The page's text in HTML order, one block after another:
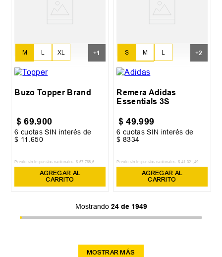
M L XL
XXL
+1
Buzo Topper Brand
$ 69.900
6 cuotas SIN interés de
$ 11 .650
Precio sin impuestos nacionales: $ 57 768 6
AGREGAR AL
CARRITO
S M L
XL XXL
+2
Remera Adidas
Essentials 3S
$ 49.999
6 cuotas SIN interés de
$ 8334
Precio sin impuestos nacionales: $ 41 321 49
AGREGAR AL
CARRITO
Mostrando 24 de 1949
MOSTRAR MÁS